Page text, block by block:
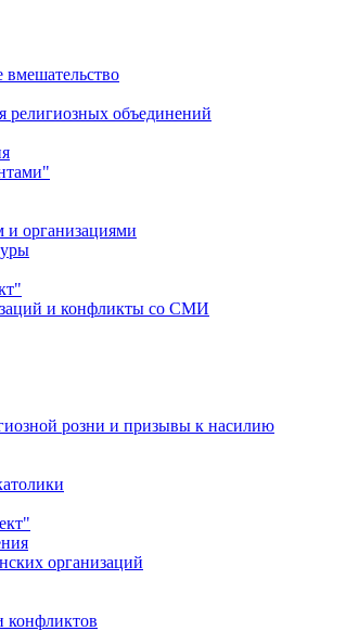
религиозных объединений
организациями
и конфликты со СМИ
розни и призывы к насилию
организаций
конфликтов